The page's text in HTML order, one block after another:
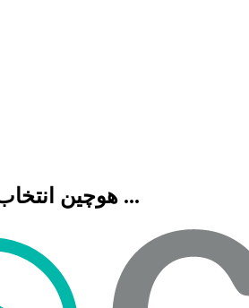
هوچین انتخاب بهترین آموزشگاه هنری، فنی حرفه ای، زبان، موسیقی و ...